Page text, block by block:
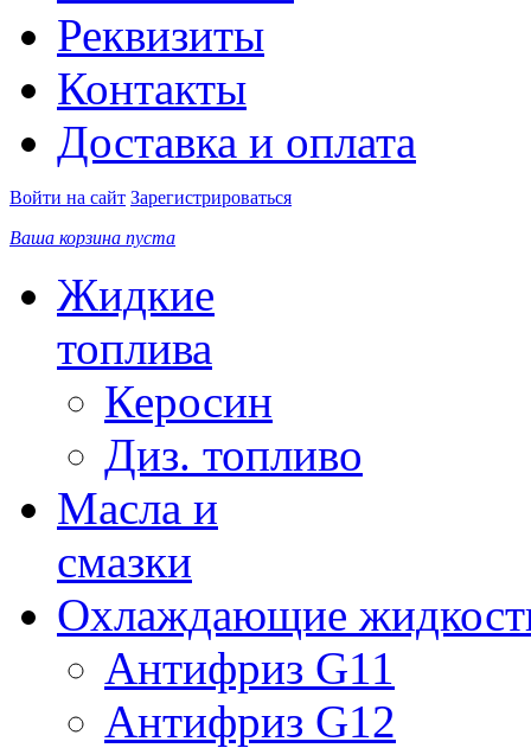
Реквизиты
Контакты
Доставка и оплата
Войти на сайт Зарегистрироваться
Ваша корзина пуста
Жидкие
топлива
Керосин
Диз. топливо
Масла и
смазки
Охлаждающие
Антифриз G11
Антифриз G12